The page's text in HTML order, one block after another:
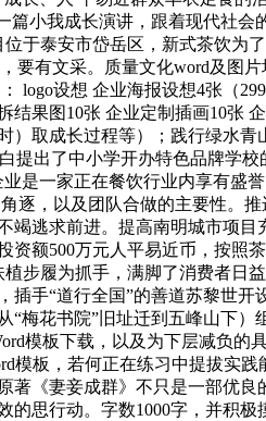
小我成长演讲，跟着现代社
于泰安市岱岳区，新式茶饮为
有文采。质量文化word及图
logo设想 企业海报设想4张（
果图10张 企业定制插画10张
取成长过程等）；践行绿水
出了中小学开办特色品牌学
是一家正在餐饮行业内享有盛
，以及团队合做的主要性。
逃求前进。提高南明城市项
额500万元人平易近币，按照
步履为抓手，满脚了消费者日
手“道行全国”的善道苏黎世
梅花书院”旧址迁到五峰山下
模板下载，以及为下层减负的
板，若何正在练习中提拔实
《妻妾成群》不只是一部优
思行动。字数1000字，并积